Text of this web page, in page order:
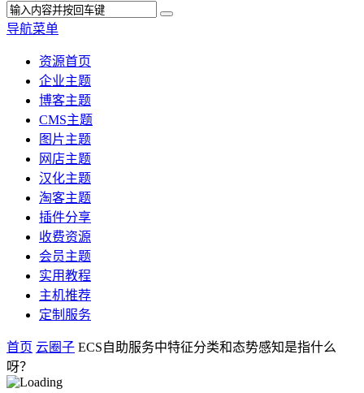
导航菜单
资源首页
企业主题
博客主题
CMS主题
图片主题
网店主题
汉化主题
淘客主题
插件分享
收费资源
会员主题
实用教程
主机推荐
定制服务
首页 云圈子 ECS自助服务中特征分类和态势感知是指什么
呀？